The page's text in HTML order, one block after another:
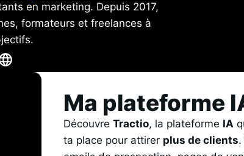
en marketing. Depuis 2017,
formateurs et freelances à
Ma plateforme
Découvre Tractio, la plateforme IA
ta place pour attirer plus de clients